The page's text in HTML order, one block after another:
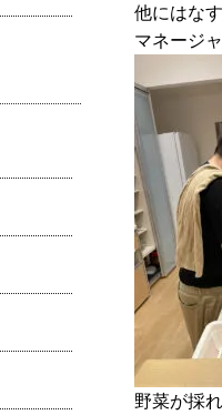
他にはな
マネージ
野菜が採